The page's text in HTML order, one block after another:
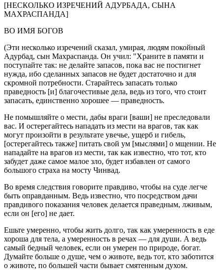
[НЕСКОЛЬКО ИЗРЕЧЕНИЙ АДУРБАДА, СЫНА
МАХРАСПАНДА]
ВО ИМЯ БОГОВ
(Эти несколько изречений сказал, умирая, людям покойный
Адурбад, сын Махраспанда. Он учил: "Храните в памяти и
поступайте так: не делайте запасов, пока вас не постигнет
нужда, ибо сделанных запасов не будет достаточно и для
скромной потребности. Старайтесь запасать только
праведность [и] благочестивые дела, ведь из того, что стоит
запасать, единственно хорошее — праведность.
Не помышляйте о мести, дабы враги [ваши] не преследовали
вас. И остерегайтесь нападать из мести на врагов, так как
могут произойти в результате увечье, ущерб и гибель,
[остерегайтесь также] питать свой ум [мыслями] о мщении. Не
нападайте на врагов из мести, так как известно, что тот, кто
забудет даже самое малое зло, будет избавлен от самого
большого страха на мосту Чинвад.
Во время следствия говорите правдиво, чтобы на суде легче
быть оправданным. Ведь известно, что посредством дачи
правдивого показания человек делается праведным, лживым,
если он [его] не дает.
Ешьте умеренно, чтобы жить долго, так как умеренность в еде
хороша для тела, а умеренность в речах — для души. А ведь
самый бедный человек, если он умерен по природе, богат.
Думайте больше о душе, чем о животе, ведь тот, кто заботится
о животе, по большей части бывает смятенным духом.